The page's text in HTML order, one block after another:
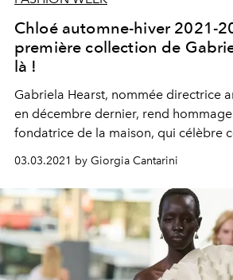
Chloé automne-hiver 2021-
première collection de
là !
Gabriela Hearst, nommée directrice
en décembre dernier, rend
fondatrice de la maison, qui célèbre
version 2.0 en mettant l'accent sur la
actions éthiques concrètes.
03.03.2021 by Giorgia Cantarini